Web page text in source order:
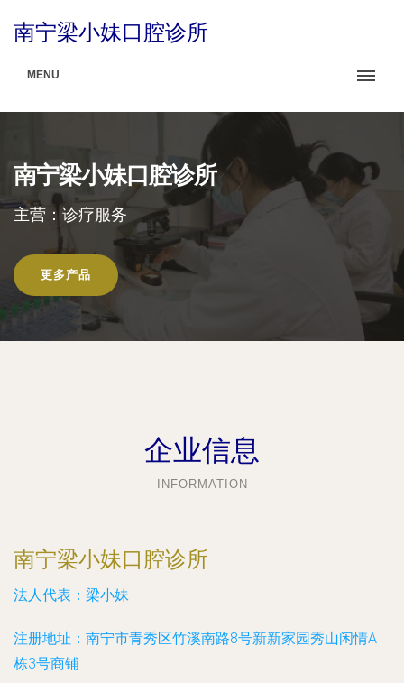
南宁梁小妹口腔诊所
MENU
南宁梁小妹口腔诊所
主营：诊疗服务
更多产品
企业信息
INFORMATION
南宁梁小妹口腔诊所
法人代表： 梁小妹
注册地址： 南宁市青秀区竹溪南路8号新新家园秀山闲情A
栋3号商铺